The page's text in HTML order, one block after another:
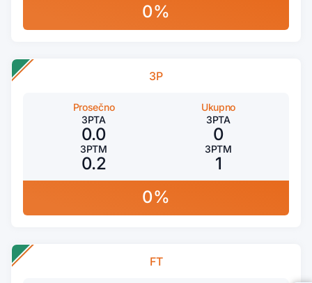
0%
3P
Prosečno
3PTA
0.0
3PTM
0.2
Ukupno
3PTA
0
3PTM
1
0%
FT